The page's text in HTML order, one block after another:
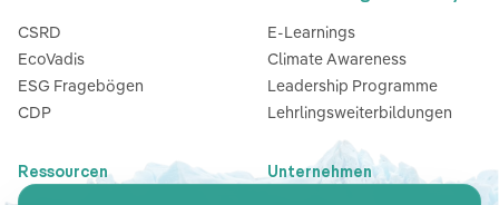
CSRD
EcoVadis
ESG Fragebögen
CDP
E-Learnings
Climate Awareness
Leadership Programme
Lehrlingsweiterbildungen
Ressourcen
Unternehmen